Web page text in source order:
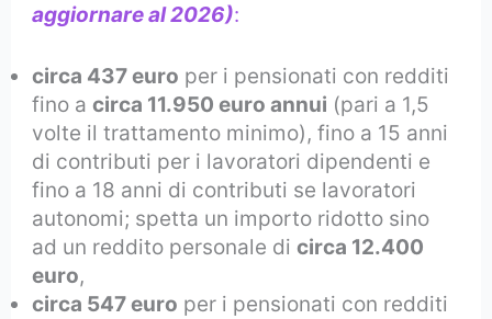
aggiornare al 2026):
circa 437 euro per i pensionati con redditi
fino acirca 11.950 euro annui (pari a 1,5
volte il trattamento minimo), fino a 15 anni
di contributi per i lavoratori dipendenti e
fino a 18 anni di contributi se lavoratori
autonomi; spetta un importo ridotto sino
ad un reddito personale dicirca 12.400
euro,
circa 547 euro per i pensionati con redditi